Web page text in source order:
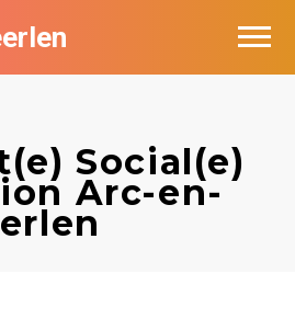
Social(e)
Arc-en-
Heerlen